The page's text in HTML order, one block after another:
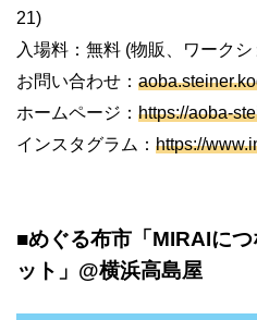
21)
入場料：無料 (物販、ワーク
お問い合わせ：
ホームページ： https://aoba-
インスタグラム： https://
■めぐる布市「 MIRAIに
ット」 @横浜高島屋